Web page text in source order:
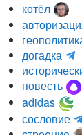
котёл
догадка
m
a
r
r
r
u
повесть
adidas
сословие